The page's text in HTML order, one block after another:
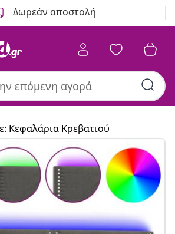
Δωρεάν αποστολή
Συλλογή
Κεφαλάρια Κρεβατιού